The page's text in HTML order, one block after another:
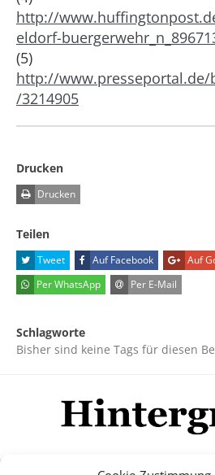
http://
eldorf-
(5)
http://
/3214905
Drucken
Drucken
Teilen
Tweet Auf Facebook Auf
Per WhatsApp
Per E-Mail
Schlagworte
Bisher sind keine Tags für diesen